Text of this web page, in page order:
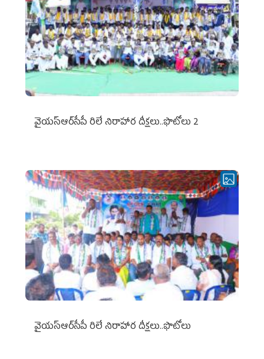
వైయ‌స్ఆర్‌సీపీ రిలే నిరాహార దీక్షలు..ఫొటోలు 2
వైయ‌స్ఆర్‌సీపీ రిలే నిరాహార దీక్షలు..ఫొటోలు